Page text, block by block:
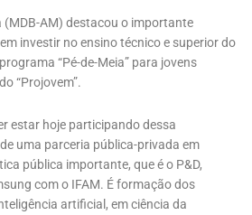
(MDB-AM) destacou o importante
investir no ensino técnico e superior do
“Pé-de-Meia” para jovens
“Projovem”.
estar hoje participando dessa
uma parceria pública-privada em
pública importante, que é o P&D,
com o IFAM. É formação dos
artificial, em ciência da